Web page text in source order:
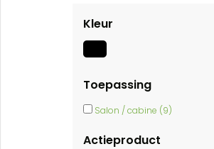
Kleur
Toepassing
Salon / cabine (9)
Actieproduct